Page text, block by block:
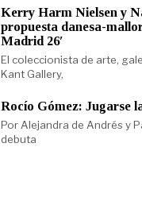
Kerry Harm Nielsen y
propuesta danesa-
Madrid 26′
El coleccionista de arte,
Kant Gallery,
Rocío Gómez: Jugarse
Por Alejandra de Andrés y
debuta